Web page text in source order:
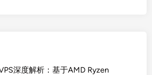
深度解析：基于AMD Ryzen